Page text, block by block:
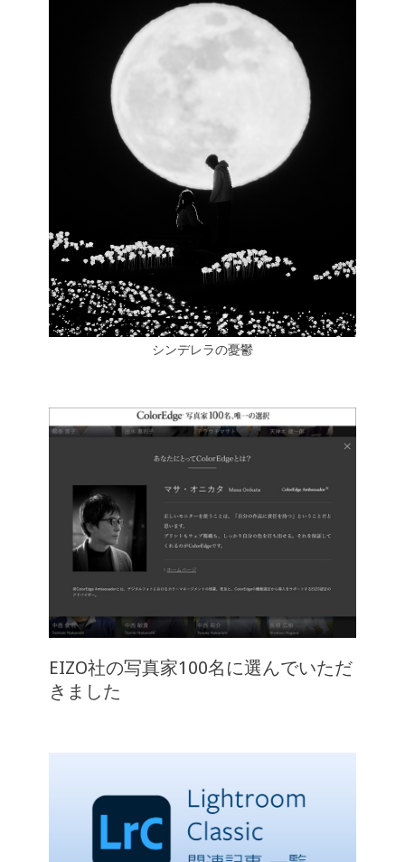
シンデレラの憂鬱
EIZO社の写真家100名に選んでいただ
きました